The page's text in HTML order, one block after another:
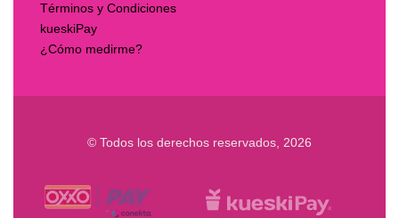
Términos y Condiciones
kueskiPay
¿Cómo medirme?
© Todos los derechos reservados, 2026